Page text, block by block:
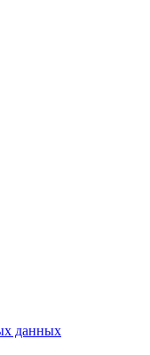
данных